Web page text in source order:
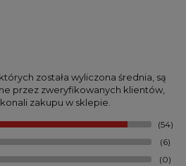
została wyliczona średnia, są
przez zweryfikowanych klientów,
zakupu w sklepie.
(54)
(6)
(0)